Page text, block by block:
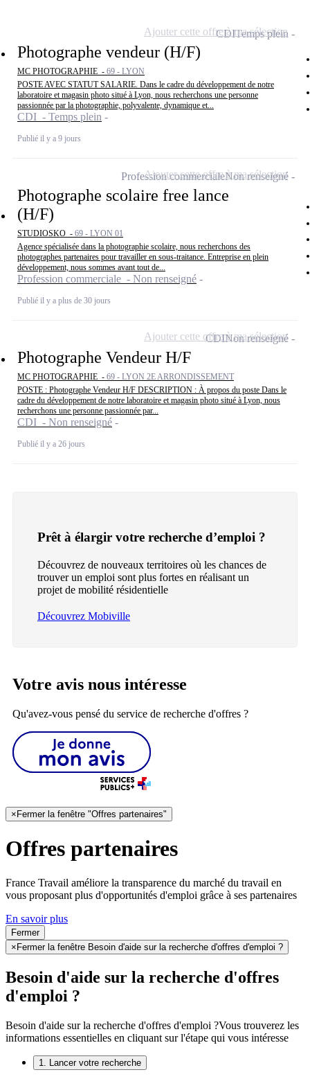
Photographe vendeur (H/F)
MC PHOTOGRAPHIE - 69 - LYON
POSTE AVEC STATUT SALARIE. Dans le cadre du développement de notre
laboratoire et magasin photo situé à Lyon, nous recherchons une personne
passionnée par la photographie, polyvalente, dynamique et...
CDI - Temps plein
Publié il y a 9 jours
CDITemps plein
Ajouter cette offre à ma sélection
Photographe scolaire free lance
(H/F)
STUDIOSKO - 69 - LYON 01
Agence spécialisée dans la photographie scolaire, nous recherchons des
photographes partenaires pour travailler en sous-traitance. Entreprise en plein
développement, nous sommes avant tout de...
Profession commerciale - Non renseigné
Publié il y a plus de 30 jours
Profession commercialeNon renseigné
Ajouter cette offre à ma sélection
Photographe Vendeur H/F
MC PHOTOGRAPHIE - 69 - LYON 2E ARRONDISSEMENT
POSTE : Photographe Vendeur H/F DESCRIPTION : À propos du poste Dans le
cadre du développement de notre laboratoire et magasin photo situé à Lyon, nous
recherchons une personne passionnée par...
CDI - Non renseigné
Publié il y a 26 jours
CDINon renseigné
Ajouter cette offre à ma sélection
Prêt à élargir votre recherche d’emploi ?
Découvrez de nouveaux territoires où les chances de
trouver un emploi sont plus fortes en réalisant un
projet de mobilité résidentielle
Découvrez Mobiville
Votre avis nous intéresse
Qu'avez-vous pensé du service de recherche d'offres ?
× Fermer la fenêtre "Offres partenaires"
Offres partenaires
France Travail améliore la transparence du marché du travail en
vous proposant plus d'opportunités d'emploi grâce à ses partenaires
En savoir plus
Fermer
×Fermer la fenêtre Besoin d'aide sur la recherche d'offres d'emploi ?
Besoin d'aide sur la recherche d'offres
d'emploi ?
Besoin d'aide sur la recherche d'offres d'emploi ?Vous trouverez les
informations essentielles en cliquant sur l'étape qui vous intéresse
1. Lancer votre recherche